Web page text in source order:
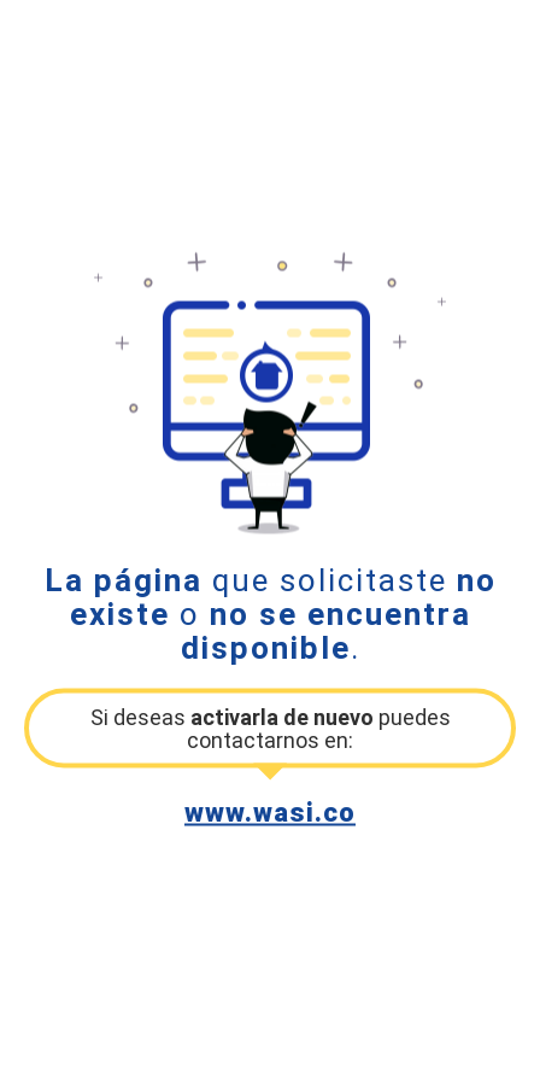
La página que solicitaste no
existe o no se encuentra
disponible.
Si deseas activarla de nuevo puedes
contactarnos en:
www.wasi.co